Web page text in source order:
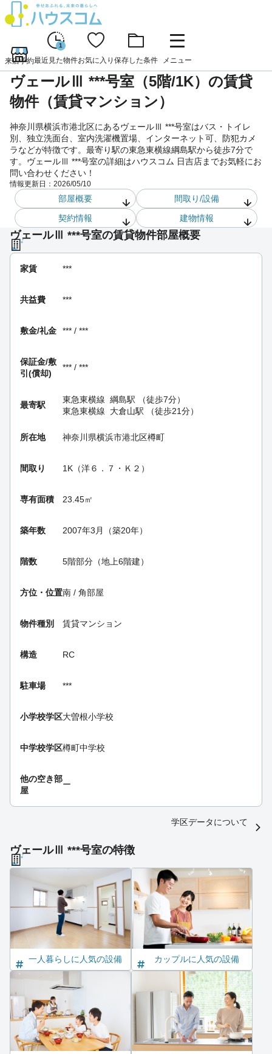
来店予約
1
最近見た物件お気に入り 保存した条件 メニュー
ヴェールⅢ ***号室（5階/1K）の賃貸
物件（賃貸マンション）
神奈川県横浜市港北区にあるヴェールⅢ ***号室はバス・トイレ
別、独立洗面台、室内洗濯機置場、インターネット可、防犯カメ
ラなどが特徴です。最寄り駅の東急東横線綱島駅から徒歩7分で
す。ヴェールⅢ ***号室の詳細はハウスコム 日吉店までお気軽にお
問い合わせください！
情報更新日： 2026/05/10
部屋概要
間取り/設備
契約情報
建物情報
ヴェールⅢ ***号室の賃貸物件部屋概要
家賃 ***
共益費 ***
敷金/礼金 *** / ***
保証金/敷
引(償却)
*** / ***
最寄駅
東急東横線 綱島駅 （徒歩7分）
東急東横線
大倉山駅 （徒歩21分）
所在地 神奈川県横浜市港北区樽町
間取り 1K（洋６．７・Ｋ２）
専有面積 23.45㎡
築年数 2007年3月（築20年）
階数 5階部分（地上6階建）
方位・位置南 / 角部屋
物件種別 賃貸マンション
構造 RC
駐車場 ***
小学校学区大曽根小学校
中学校学区樽町中学校
他の空き部
屋
ー
学区データについて
ヴェールⅢ ***号室の特徴
一人暮らしに人気の設備 カップルに人気の設備